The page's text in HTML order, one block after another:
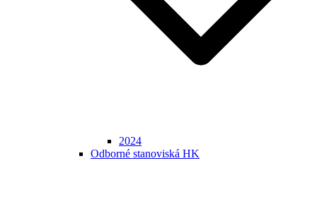
2024
Odborné stanoviská HK